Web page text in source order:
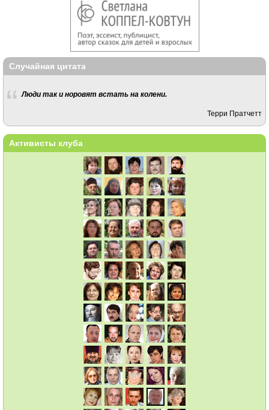
Случайная цитата
Люди так и норовят встать на колени.
Терри Пратчетт
Активисты клуба